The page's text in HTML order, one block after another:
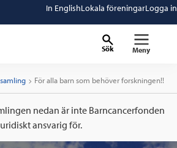
In EnglishLokala föreningarLogga in
Sök Meny
Current:
För alla barn som behöver forskningen!!
nedan är inte Barncancerfonden
ansvarig för.